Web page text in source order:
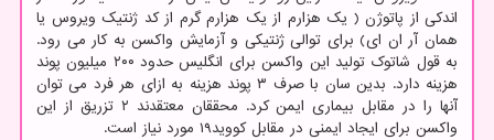
اندکی از پاتوژن ( یک هزارم از یک هزارم گرم از کد ژنتیک ویروس یا
همان آر ان ای) برای توالی ژنتیکی و آزمایش واکسن به کار می رود.
به قول شاتوک تولید این واکسن برای انگلیس حدود ۲۰۰ میلیون پوند
هزینه دارد. بدین سان با صرف ۳ پوند هزینه به ازای هر فرد می توان
آنها را در مقابل بیماری ایمن کرد. محققان معتقدند ۲ تزریق از این
واکسن برای ایجاد ایمنی در مقابل کووید۱۹ مورد نیاز است.